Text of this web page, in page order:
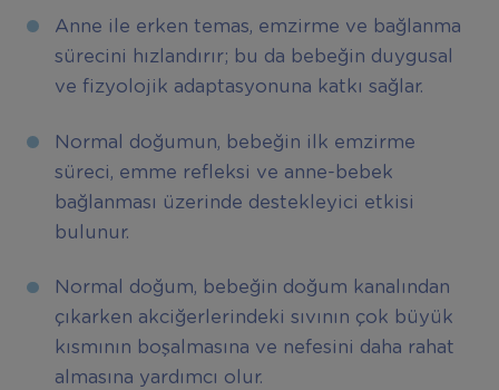
Anne ile erken temas, emzirme ve bağlanma
sürecini hızlandırır; bu da bebeğin duygusal
ve fizyolojik adaptasyonuna katkı sağlar.
Normal doğumun, bebeğin ilk emzirme
süreci, emme refleksi ve anne-bebek
bağlanması üzerinde destekleyici etkisi
bulunur.
Normal doğum, bebeğin doğum kanalından
çıkarken akciğerlerindeki sıvının çok büyük
kısmının boşalmasına ve nefesini daha rahat
almasına yardımcı olur.